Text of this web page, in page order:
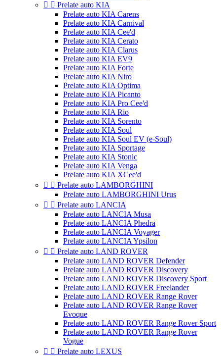
  Prelate auto KIA
Prelate auto KIA Carens
Prelate auto KIA Carnival
Prelate auto KIA Cee'd
Prelate auto KIA Cerato
Prelate auto KIA Clarus
Prelate auto KIA EV9
Prelate auto KIA Forte
Prelate auto KIA Niro
Prelate auto KIA Optima
Prelate auto KIA Picanto
Prelate auto KIA Pro Cee'd
Prelate auto KIA Rio
Prelate auto KIA Sorento
Prelate auto KIA Soul
Prelate auto KIA Soul EV (e-Soul)
Prelate auto KIA Sportage
Prelate auto KIA Stonic
Prelate auto KIA Venga
Prelate auto KIA XCee'd
  Prelate auto LAMBORGHINI
Prelate auto LAMBORGHINI Urus
  Prelate auto LANCIA
Prelate auto LANCIA Musa
Prelate auto LANCIA Phedra
Prelate auto LANCIA Voyager
Prelate auto LANCIA Ypsilon
  Prelate auto LAND ROVER
Prelate auto LAND ROVER Defender
Prelate auto LAND ROVER Discovery
Prelate auto LAND ROVER Discovery Sport
Prelate auto LAND ROVER Freelander
Prelate auto LAND ROVER Range Rover
Prelate auto LAND ROVER Range Rover
Evoque
Prelate auto LAND ROVER Range Rover Sport
Prelate auto LAND ROVER Range Rover
Vogue
  Prelate auto LEXUS